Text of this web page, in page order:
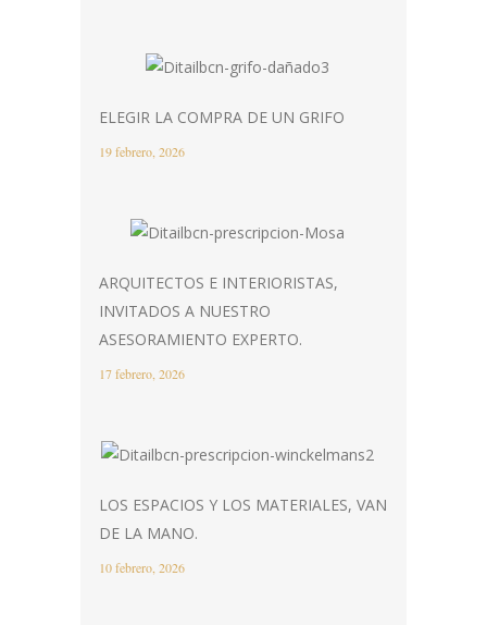
ELEGIR LA COMPRA DE UN GRIFO
19 febrero, 2026
ARQUITECTOS E INTERIORISTAS,
INVITADOS A NUESTRO
ASESORAMIENTO EXPERTO.
17 febrero, 2026
LOS ESPACIOS Y LOS MATERIALES, VAN
DE LA MANO.
10 febrero, 2026